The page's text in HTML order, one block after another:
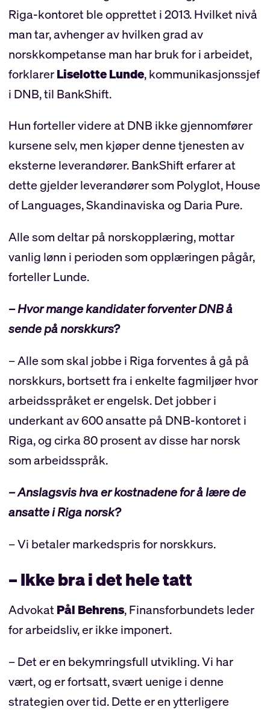
Riga-kontoret ble opprettet i 2013. Hvilket nivå
man tar, avhenger av hvilken grad av
norskkompetanse man har bruk for i arbeidet,
forklarerLiselotte Lunde, kommunikasjonssjef
i DNB, til BankShift.
Hun forteller videre at DNB ikke gjennomfører
kursene selv, men kjøper denne tjenesten av
eksterne leverandører. BankShift erfarer at
dette gjelder leverandører som Polyglot, House
of Languages, Skandinaviska og Daria Pure.
Alle som deltar på norskopplæring, mottar
vanlig lønn i perioden som opplæringen pågår,
forteller Lunde.
– Hvor mange kandidater forventer DNB å
sende på norskkurs?
– Alle som skal jobbe i Riga forventes å gå på
norskkurs, bortsett fra i enkelte fagmiljøer hvor
arbeidsspråket er engelsk. Det jobber i
underkant av 600 ansatte på DNB-kontoret i
Riga, og cirka 80 prosent av disse har norsk
som arbeidsspråk.
– Anslagsvis hva er kostnadene for å lære de
ansatte i Riga norsk?
– Vi betaler markedspris for norskkurs.
– Ikke bra i det hele tatt
AdvokatPål Behrens, Finansforbundets leder
for arbeidsliv, er ikke imponert.
– Det er en bekymringsfull utvikling. Vi har
vært, og er fortsatt, svært uenige i denne
strategien over tid. Dette er en ytterligere